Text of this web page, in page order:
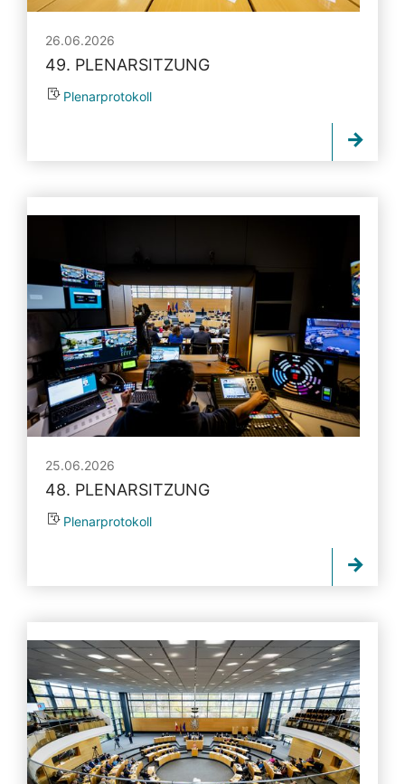
26.06.2026
49. PLENARSITZUNG
Plenarprotokoll
25.06.2026
48. PLENARSITZUNG
Plenarprotokoll